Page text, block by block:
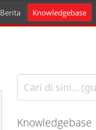
Berita Knowledgebase
Knowledgebase